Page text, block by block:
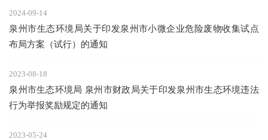
2024-09-14
泉州市生态环境局关于印发泉州市小微企业危险废物收集试点
布局方案（试行）的通知
2023-08-18
泉州市生态环境局 泉州市财政局关于印发泉州市生态环境违法
行为举报奖励规定的通知
2023-05-24